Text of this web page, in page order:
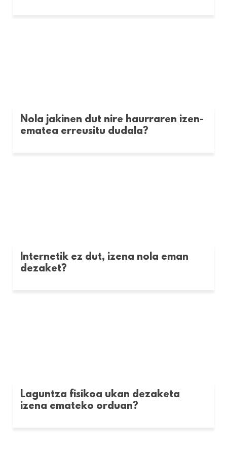
Nola jakinen dut nire haurraren izen-
ematea erreusitu dudala?
Internetik ez dut, izena nola eman
dezaket?
Laguntza fisikoa ukan dezaketa
izena emateko orduan?